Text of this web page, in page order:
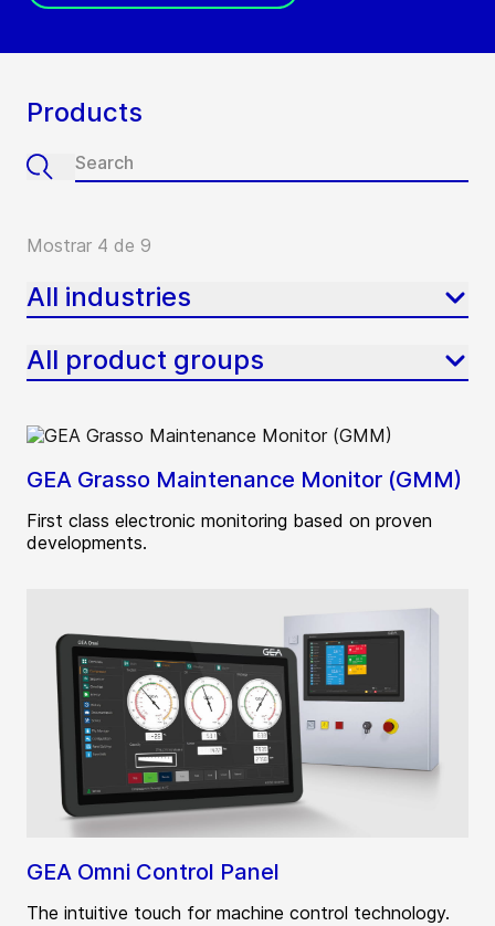
Products
Mostrar 4 de 9
All industries
All product groups
GEA Grasso Maintenance Monitor (GMM)
First class electronic monitoring based on proven
developments.
GEA Omni Control Panel
The intuitive touch for machine control technology.